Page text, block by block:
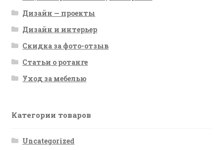
Дизайн — проекты
Дизайн и интерьер
Скидка за фото-отзыв
Статьи о ротанге
Уход за мебелью
Категории товаров
Uncategorized